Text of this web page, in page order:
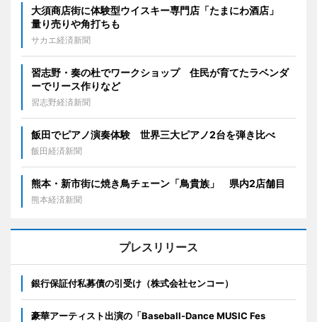
大須商店街に体験型ウイスキー専門店「たまにわ酒店」
量り売りや角打ちも
サカエ経済新聞
習志野・奏の杜でワークショップ 住民が育てたラベンダ
ーでリース作りなど
習志野経済新聞
飯田でピアノ演奏体験 世界三大ピアノ2台を弾き比べ
飯田経済新聞
熊本・新市街に焼き鳥チェーン「鳥貴族」 県内2店舗目
熊本経済新聞
プレスリリース
銀行保証付私募債の引受け（株式会社センコー）
豪華アーティスト出演の「Baseball-Dance MUSIC Fes